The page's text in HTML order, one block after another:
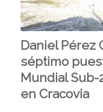
Daniel Pérez
séptimo
Mundial
en Cracovia